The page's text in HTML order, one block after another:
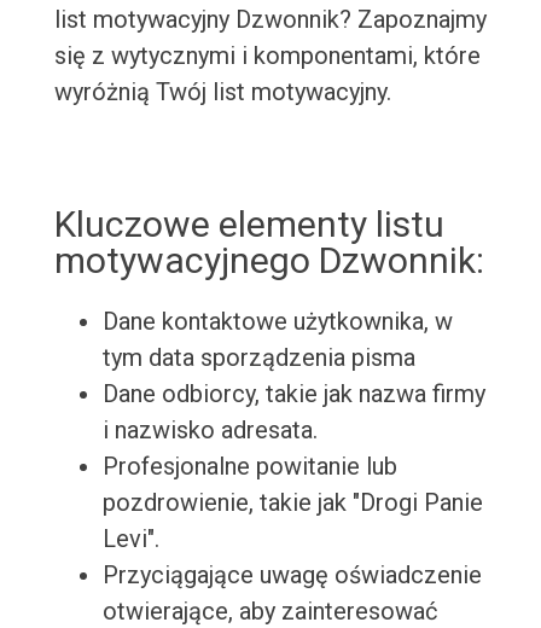
list motywacyjny Dzwonnik? Zapoznajmy
się z wytycznymi i komponentami, które
wyróżnią Twój list motywacyjny.
Kluczowe elementy listu
motywacyjnego Dzwonnik:
Dane kontaktowe użytkownika, w
tym data sporządzenia pisma
Dane odbiorcy, takie jak nazwa firmy
i nazwisko adresata.
Profesjonalne powitanie lub
pozdrowienie, takie jak "Drogi Panie
Levi".
Przyciągające uwagę oświadczenie
otwierające, aby zainteresować